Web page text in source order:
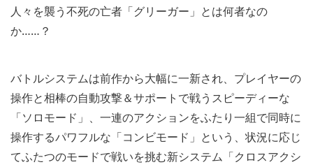
人々を襲う不死の亡者「グリーガー」とは何者なの
か……？
バトルシステムは前作から大幅に一新され、プレイヤーの
操作と相棒の自動攻撃＆サポートで戦うスピーディーな
「ソロモード」、一連のアクションをふたり一組で同時に
操作するパワフルな「コンビモード」という、状況に応じ
てふたつのモードで戦いを挑む新システム「クロスアクシ